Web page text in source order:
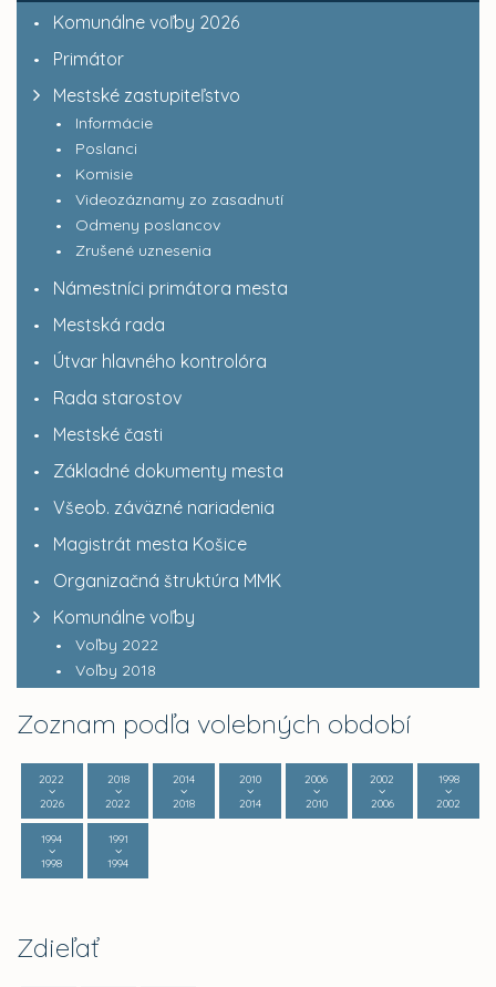
Komunálne voľby 2026
Primátor
Mestské zastupiteľstvo
Informácie
Poslanci
Komisie
Videozáznamy zo zasadnutí
Odmeny poslancov
Zrušené uznesenia
Námestníci primátora mesta
Mestská rada
Útvar hlavného kontrolóra
Rada starostov
Mestské časti
Základné dokumenty mesta
Všeob. záväzné nariadenia
Magistrát mesta Košice
Organizačná štruktúra MMK
Komunálne voľby
Voľby 2022
Voľby 2018
Zoznam podľa volebných období
2022
2026
2018
2022
2014
2018
2010
2014
2006
2010
2002
2006
1998
2002
1994
1998
1991
1994
Zdieľať